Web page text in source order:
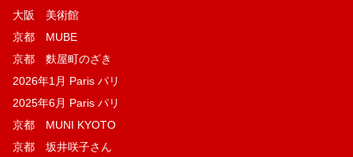
大阪 美術館
京都 MUBE
京都 麩屋町のざき
2026年1月 Paris パリ
2025年6月 Paris パリ
京都 MUNI KYOTO
京都 坂井咲子さん